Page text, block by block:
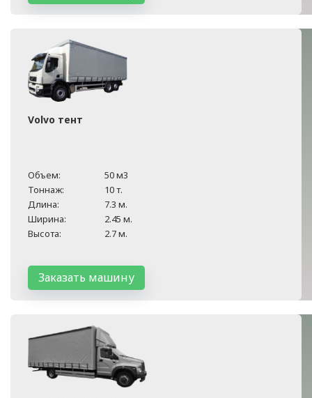
Volvo тент
Объем:
50 м3
Тоннаж:
10 т.
Длина:
7.3 м.
Ширина:
2.45 м.
Высота:
2.7 м.
Заказать машину